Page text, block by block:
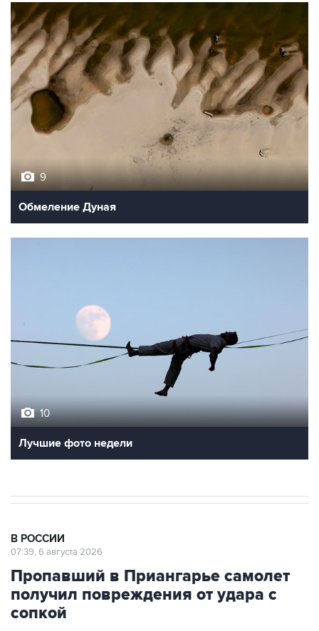
9
Обмеление Дуная
10
Лучшие фото недели
В РОССИИ
07:39, 6 августа 2026
Пропавший в Приангарье самолет
получил повреждения от удара с
сопкой